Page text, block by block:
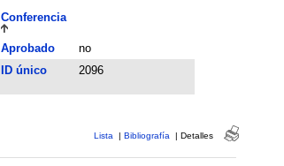
Conferencia
Aprobado
no
ID único 2096
Lista | Bibliografía | Detalles